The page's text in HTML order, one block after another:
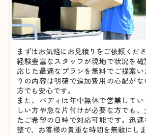
まずはお気軽にお見積りをご依頼くださ
経験豊富なスタッフが現地で状況を
応じた最適なプランを無料でご提案
りの内容は明確で追加費用の心配が
方でも安心です。
また、バディは年中無休で営業して
しい方や急な片付けが必要な方でも
たご希望の日時で対応可能です。迅
整で、お客様の貴重な時間を無駄にしま